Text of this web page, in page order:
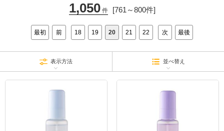
1,050件 [761～800件]
最初 前 18 19 20 21 22 次 最後
表示方法 並べ替え